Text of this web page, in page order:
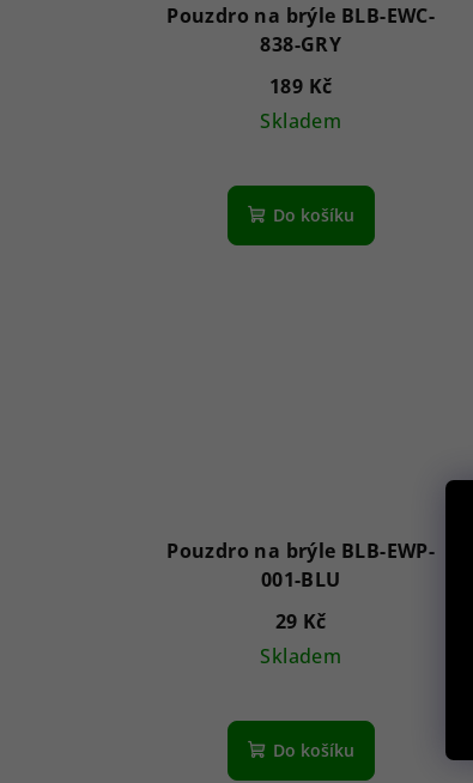
Pouzdro na brýle BLB-EWC-
838-GRY
189 Kč
Skladem
Do košíku
Pouzdro na brýle BLB-EWP-
001-BLU
29 Kč
Skladem
Do košíku